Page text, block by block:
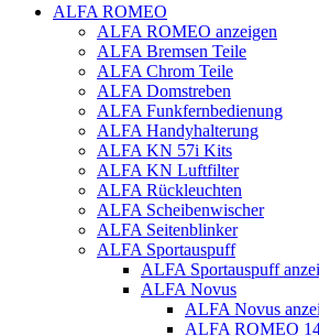
ALFA ROMEO
ALFA ROMEO anzeigen
ALFA Bremsen Teile
ALFA Chrom Teile
ALFA Domstreben
ALFA Funkfernbedienung
ALFA Handyhalterung
ALFA KN 57i Kits
ALFA KN Luftfilter
ALFA Rückleuchten
ALFA Scheibenwischer
ALFA Seitenblinker
ALFA Sportauspuff
ALFA Sportauspuff
ALFA Novus
ALFA Novus
ALFA ROMEO